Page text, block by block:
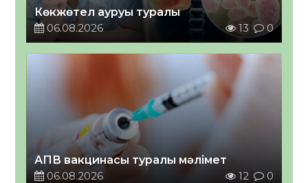
Көкжөтел ауруы туралы
06.08.2026
13 0
АПВ вакцинасы туралы мәлімет
06.08.2026
12 0